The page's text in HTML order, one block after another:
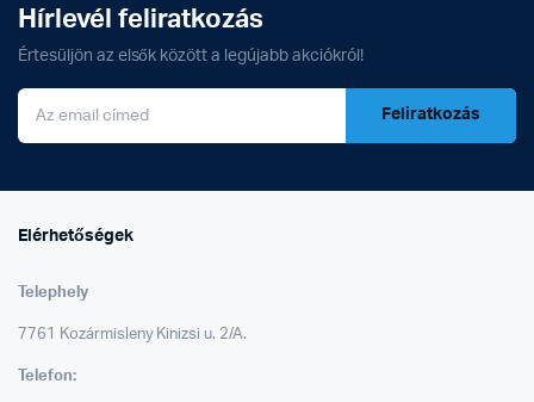
Hírlevél feliratkozás
Értesüljön az elsők között a legújabb akciókról!
Feliratkozás
Elérhetőségek
Telephely
7761 Kozármisleny Kinizsi u. 2/A.
Telefon: